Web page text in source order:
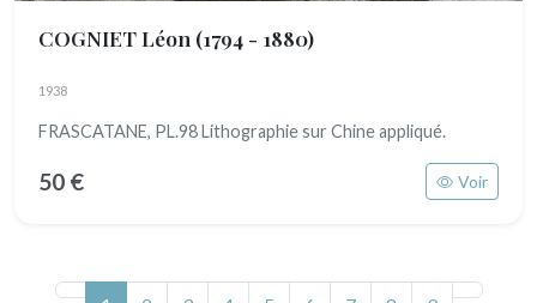
COGNIET Léon (1794 - 1880)
1938
FRASCATANE, PL.98 Lithographie sur Chine appliqué.
50 € Voir